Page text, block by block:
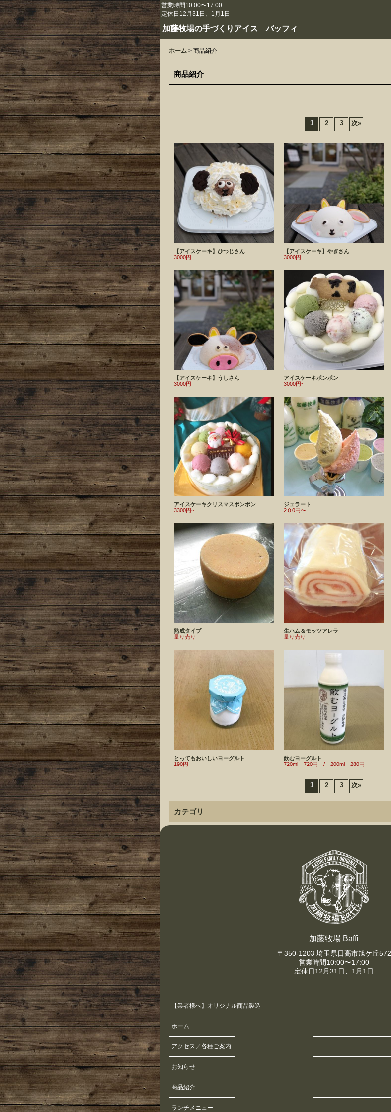
営業時間10:00〜17:00
定休日12月31日、1月1日
加藤牧場の手づくりアイス バッフィ
ホーム > 商品紹介
商品紹介
1 2 3 次»
【アイスケーキ】ひつじさん
3000円
【アイスケーキ】やぎさん
3000円
【アイスケーキ】うしさん
3000円
アイスケーキポンポン
3000円~
アイスケーキクリスマスポンポン
3300円~
ジェラート
2０0円〜
熟成タイプ
量り売り
生ハム＆モッツアレラ
量り売り
とってもおいしいヨーグルト
190円
飲むヨーグルト
720ml 720円 / 200ml 280円
1 2 3 次»
カテゴリ
加藤牧場 Baffi
〒350-1203 埼玉県日高市旭ケ丘572
営業時間10:00〜17:00
定休日12月31日、1月1日
【業者様へ】オリジナル商品製造
ホーム
アクセス／各種ご案内
お知らせ
商品紹介
ランチメニュー